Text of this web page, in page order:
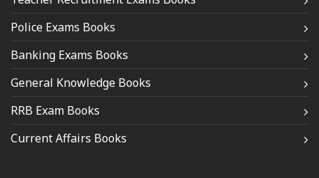
Police Exams Books
Banking Exams Books
General Knowledge Books
RRB Exam Books
Current Affairs Books